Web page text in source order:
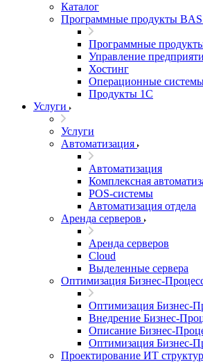
Каталог
Программные продукты BAS
Программные
Управление
Хостинг
Операционные
Продукты 1С
Услуги
Услуги
Автоматизация
Автоматизация
Комплексная
POS-системы
Автоматизация отдела
Аренда серверов
Аренда серверов
Cloud
Выделенные сервера
Оптимизация Бизнес-
Оптимизация Бизнес-
Внедрение Бизнес-
Описание Бизнес-
Оптимизация Бизнес-
Проектирование ИТ